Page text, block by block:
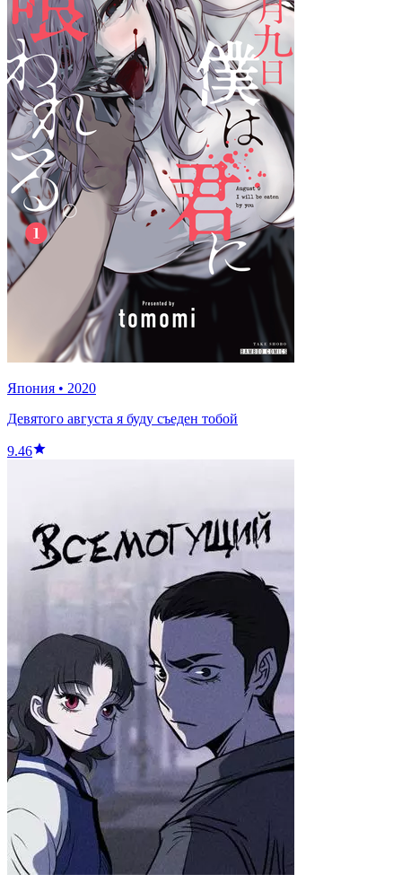
Япония • 2020
Девятого августа я буду съеден тобой
9.46